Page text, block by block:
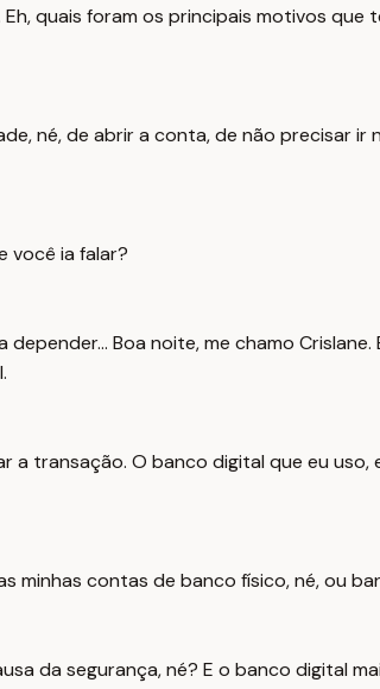
quais foram os principais motivos que
né, de abrir a conta, de não precisar
você ia falar?
Boa noite, me chamo
transação. O banco digital que eu
minhas contas de banco físico, né, ou
da segurança, né? E o banco digital